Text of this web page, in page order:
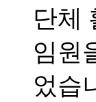
단체
임원
었습